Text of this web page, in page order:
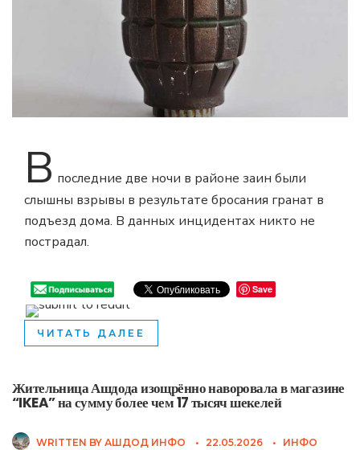
В последние две ночи в районе заин были
слышны взрывы в результате бросания гранат в
подъезд дома. В данных инцидентах никто не
пострадал.
Save
ЧИТАТЬ ДАЛЕЕ
Жительница Ашдода изощрённо наворовала в магазине
“IKEA” на сумму более чем 17 тысяч шекелей
WRITTEN BY АШДОД ИНФО • 22.05.2026 •
ИНФО